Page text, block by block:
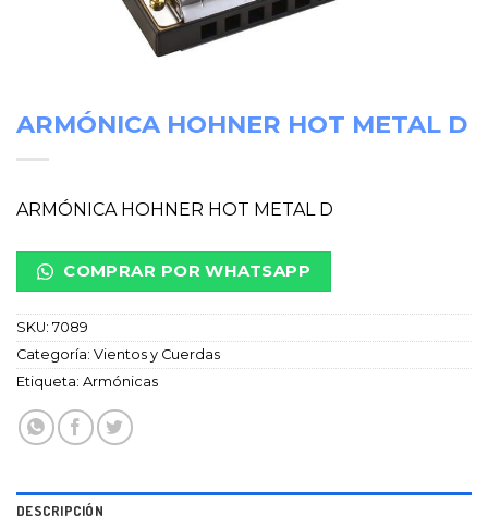
ARMÓNICA HOHNER HOT METAL D
ARMÓNICA HOHNER HOT METAL D
COMPRAR POR WHATSAPP
SKU: 7089
Categoría: Vientos y Cuerdas
Etiqueta: Armónicas
DESCRIPCIÓN